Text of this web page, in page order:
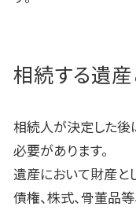
相続する遺
相続人が決定した
必要があります。
遺産において財産と
債権、株式、骨董品